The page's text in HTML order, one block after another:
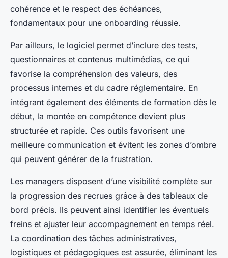
cohérence et le respect des échéances,
fondamentaux pour une onboarding réussie.
Par ailleurs, le logiciel permet d’inclure des tests,
questionnaires et contenus multimédias, ce qui
favorise la compréhension des valeurs, des
processus internes et du cadre réglementaire. En
intégrant également des éléments de formation dès le
début, la montée en compétence devient plus
structurée et rapide. Ces outils favorisent une
meilleure communication et évitent les zones d’ombre
qui peuvent générer de la frustration.
Les managers disposent d’une visibilité complète sur
la progression des recrues grâce à des tableaux de
bord précis. Ils peuvent ainsi identifier les éventuels
freins et ajuster leur accompagnement en temps réel.
La coordination des tâches administratives,
logistiques et pédagogiques est assurée, éliminant les